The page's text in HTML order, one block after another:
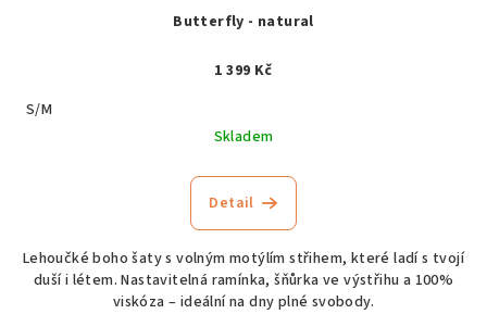
Butterfly - natural
1 399 Kč
S/M
Skladem
Detail
Lehoučké boho šaty s volným motýlím střihem, které ladí s tvojí
duší i létem. Nastavitelná ramínka, šňůrka ve výstřihu a 100%
viskóza – ideální na dny plné svobody.